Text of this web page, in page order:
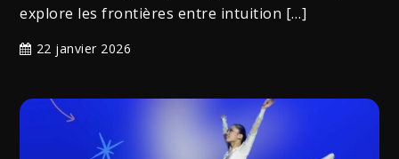
explore les frontières entre intuition […]
22 janvier 2026